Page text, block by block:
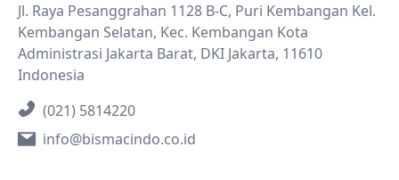
Jl. Raya Pesanggrahan 1128 B-C, Puri Kembangan Kel.
Kembangan Selatan, Kec. Kembangan Kota
Administrasi Jakarta Barat, DKI Jakarta, 11610
Indonesia
(021) 5814220
info@bismacindo.co.id